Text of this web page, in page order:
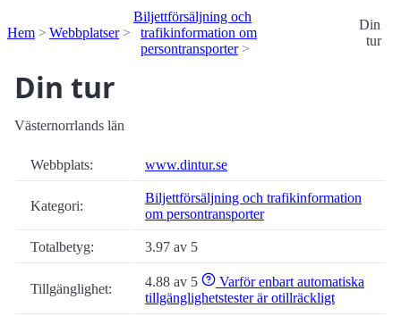
Hem Webbplatser
Biljettförsäljning och
trafikinformation om
persontransporter
Din
tur
Din tur
Västernorrlands län
Webbplats: www.dintur.se
Kategori:
Biljettförsäljning och trafikinformation
om persontransporter
Totalbetyg: 3.97 av 5
Tillgänglighet: 4.88 av 5
Varför enbart automatiska
tillgänglighetstester är otillräckligt